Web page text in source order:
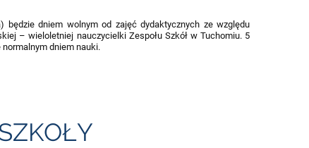
dniem wolnym od zajęć dydaktycznych ze względu
– wieloletniej nauczycielki Zespołu Szkół w Tuchomiu. 5
dniem nauki.